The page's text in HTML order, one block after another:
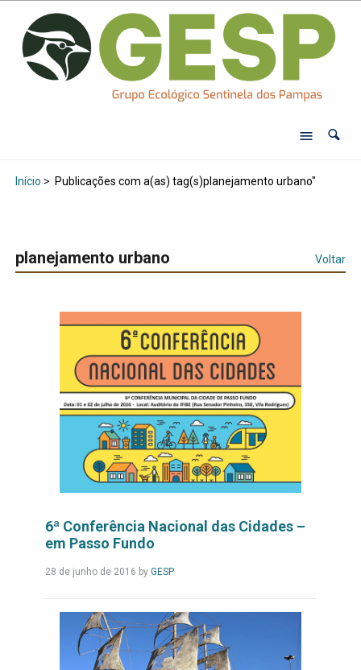
Início > Publicações com a(as) tag(s)planejamento urbano"
planejamento urbano Voltar
6ª Conferência Nacional das Cidades –
em Passo Fundo
28 de junho de 2016 by GESPLeia